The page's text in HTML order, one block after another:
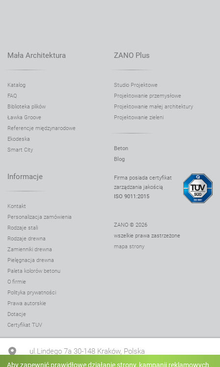
Mała Architektura
Katalog
FAQ
Biblioteka plików
Ławka Groove
Referencje międzynarodowe
Ekodeska
Smart City
ZANO Plus
Studio Projektowe
Projektowanie przemysłowe
Projektowanie małej architektury
Projektowanie zieleni
Beton
Blog
Informacje
Kontakt
Personalizacja zamówienia
Rodzaje stali
Rodzaje drewna
Zamienniki drewna
Pielęgnacja drewna
Paleta kolorów betonu
O firmie
Polityka prywatności
Prawa autorskie
Dotacje
Certyfikat TUV
Firma posiada certyfikat
zarządzania jakością
ISO 9011:2015
ZANO © 2026
wszelkie prawa zastrzeżone
mapa strony
ul.Lindego 7a 30-148 Kraków, Polska
Aby zapewnić prawidłowe działanie strony, kampanii reklamowych